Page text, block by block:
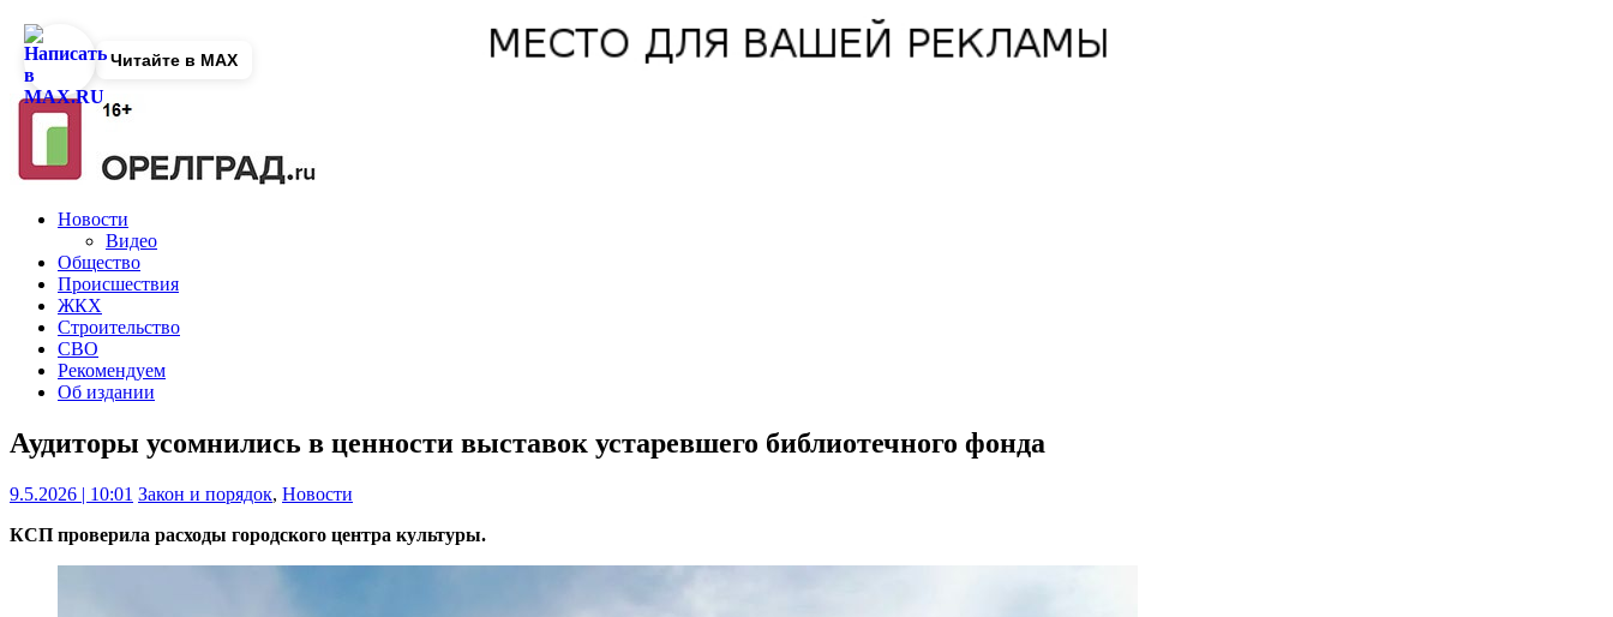
Новости
Видео
Общество
Происшествия
ЖКХ
Строительство
СВО
Рекомендуем
Об издании
Аудиторы усомнились в ценности выставок устаревшего библиотечного фонда
9.5.2026 | 10:01 Закон и порядок, Новости
КСП проверила расходы городского центра культуры.
Читайте в MAX